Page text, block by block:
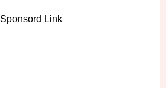
Sponsord Link